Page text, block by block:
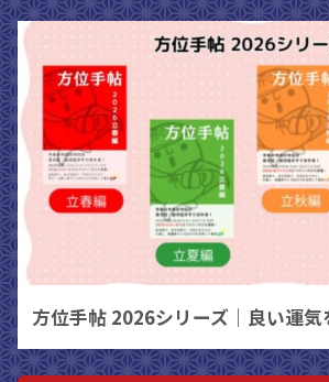
方位手帖 2026シリーズ｜良い運気